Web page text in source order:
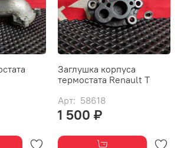
Заглушка корпуса
термостата Renault T
Арт: 58618
1 500 ₽